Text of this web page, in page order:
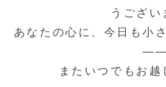
うござい
あなたの心に、今日も小
――
またいつでもお